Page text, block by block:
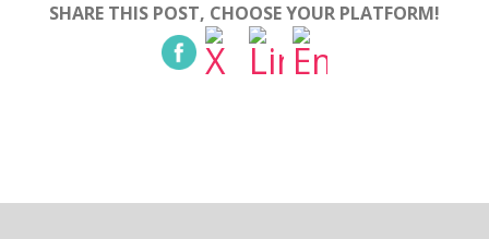
SHARE THIS POST, CHOOSE YOUR PLATFORM!